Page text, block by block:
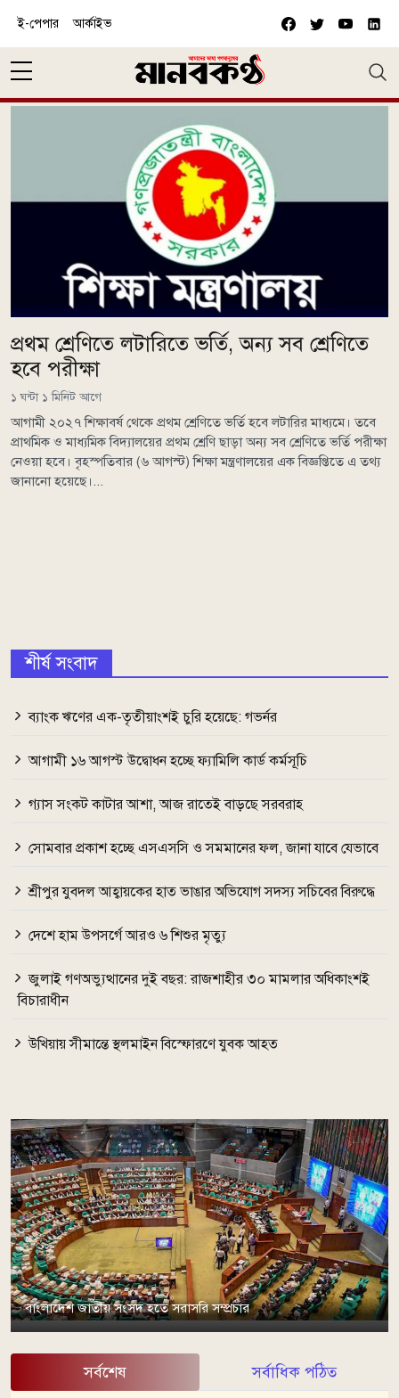
ই-পেপার আর্কাইভ
প্রথম শ্রেণিতে লটারিতে ভর্তি, অন্য সব শ্রেণিতে
হবে পরীক্ষা
১ ঘন্টা ১ মিনিট আগে
আগামী ২০২৭ শিক্ষাবর্ষ থেকে প্রথম শ্রেণিতে ভর্তি হবে লটারির মাধ্যমে। তবে
প্রাথমিক ও মাধ্যমিক বিদ্যালয়ের প্রথম শ্রেণি ছাড়া অন্য সব শ্রেণিতে ভর্তি পরীক্ষা
নেওয়া হবে। বৃহস্পতিবার (৬ আগস্ট) শিক্ষা মন্ত্রণালয়ের এক বিজ্ঞপ্তিতে এ তথ্য
জানানো হয়েছে।...
শীর্ষ সংবাদ
ব্যাংক ঋণের এক-তৃতীয়াংশই চুরি হয়েছে: গভর্নর
আগামী ১৬ আগস্ট উদ্বোধন হচ্ছে ফ্যামিলি কার্ড কর্মসূচি
গ্যাস সংকট কাটার আশা, আজ রাতেই বাড়ছে সরবরাহ
সোমবার প্রকাশ হচ্ছে এসএসসি ও সমমানের ফল, জানা যাবে যেভাবে
শ্রীপুর যুবদল আহ্বায়কের হাত ভাঙার অভিযোগ সদস্য সচিবের বিরুদ্ধে
দেশে হাম উপসর্গে আরও ৬ শিশুর মৃত্যু
জুলাই গণঅভ্যুত্থানের দুই বছর: রাজশাহীর ৩০ মামলার অধিকাংশই
বিচারাধীন
উখিয়ায় সীমান্তে স্থলমাইন বিস্ফোরণে যুবক আহত
Live
বাংলাদেশ জাতীয় সংসদ হতে সরাসরি সম্প্রচার
সর্বশেষ সর্বাধিক পঠিত